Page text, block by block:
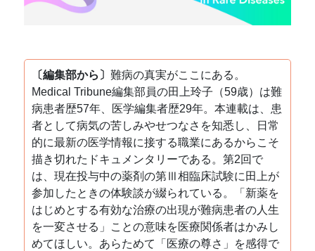
〔編集部から〕難病の真実がここにある。
Medical Tribune編集部員の田上玲子（59歳）は難
病患者歴57年、医学編集者歴29年。本連載は、患
者として病気の苦しみやせつなさを知悉し、日常
的に最新の医学情報に接する職業にあるからこそ
描き切れたドキュメンタリーである。第2回で
は、現在投与中の薬剤の第Ⅲ相臨床試験に田上が
参加したときの体験談が綴られている。「新薬を
はじめとする有効な治療の出現が難病患者の人生
を一変させる」ことの意味を医療関係者はかみし
めてほしい。あらためて「医療の尊さ」を感得で